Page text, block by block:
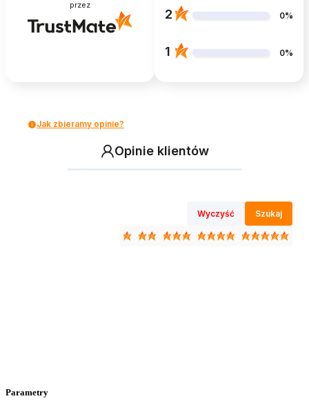
przez
2 0%
1 0%
Jak zbieramy opinie?
Opinie klientów
Wyczyść Szukaj
Parametry